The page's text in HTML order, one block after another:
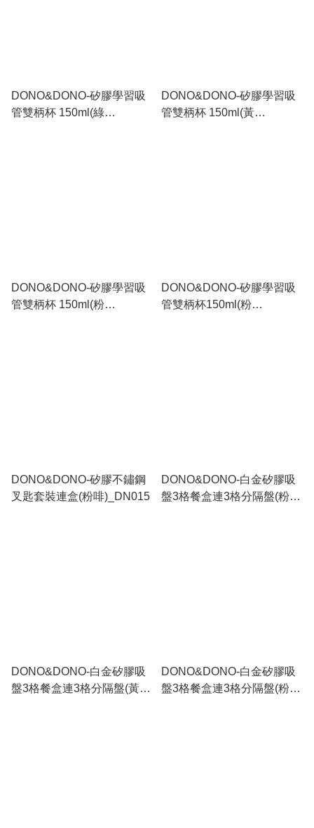
DONO&DONO-矽膠學習吸
管雙柄杯 150ml(綠
DONO&DONO-矽膠學習吸
管雙柄杯 150ml(黃
DONO&DONO-矽膠學習吸
管雙柄杯 150ml(粉
DONO&DONO-矽膠學習吸
管雙柄杯150ml(粉
DONO&DONO-矽膠不鏽鋼
叉匙套裝連盒(粉啡)_DN015
DONO&DONO-白金矽膠吸
盤3格餐盒連3格分隔盤(粉
DONO&DONO-白金矽膠吸
盤3格餐盒連3格分隔盤(黃
DONO&DONO-白金矽膠吸
盤3格餐盒連3格分隔盤(粉